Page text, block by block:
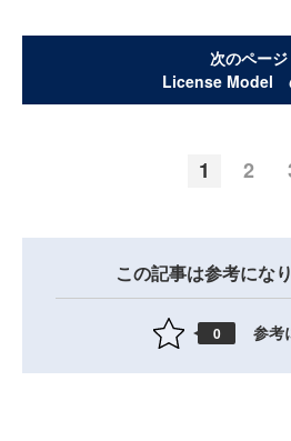
次のページ
License Model
1 2
この記事は参考にな
0 参考